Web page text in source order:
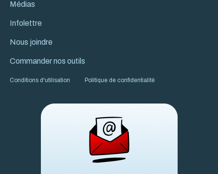
Médias
Infolettre
Nous joindre
Commander nos outils
Conditions d'utilisation Politique de confidentialité